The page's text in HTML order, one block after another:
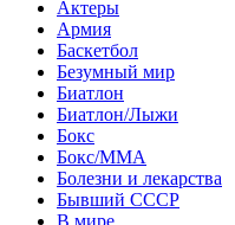
Актеры
Армия
Баскетбол
Безумный мир
Биатлон
Биатлон/Лыжи
Бокс
Бокс/MMA
Болезни и лекарства
Бывший СССР
В мире